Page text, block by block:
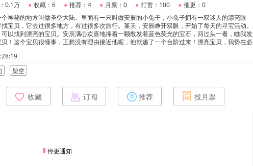
0.1万 ● 收藏：6 ● 推荐：4 ● 月票：0 ● 打赏：100 ● 催更：0
神秘的地方叫做圣空大陆。里面有一只叫做安辰的小兔子，小兔子拥有一双迷人的漂亮眼
宝贝，它去过很多地方，有过很多次旅行。某天，安辰睁开双眼，开始了每天的寻宝活动。
以找到漂亮的宝贝。安辰满心欢喜地捧着一颗散发着蓝色荧光的宝石，回过头一看，瞧我发
！这个宝贝很懂事，正愁没有理由接近他呢，他就递了一个台阶过来！漂亮宝贝，我势在必
散发着蓝色荧光的星语石静静地躺在那儿，姜祺伸手欲取。没想被人捷足先登！只是这
想办法将人留在身边！星语石，我势在必得！【你是我命中的可遇不可求，谢谢你，来到我
虎攻×单纯可爱感情迟钝受】★作者是新手小白，第一次写，不喜勿喷★可以提意见，但是
架空
收藏 订阅 推荐 投月票
停更通知